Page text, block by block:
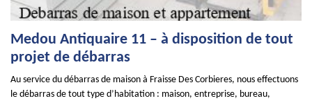
Medou Antiquaire 11 – à disposition de tout
projet de débarras
Au service du débarras de maison à Fraisse Des Corbieres, nous effectuons
le débarras de tout type d’habitation : maison, entreprise, bureau,